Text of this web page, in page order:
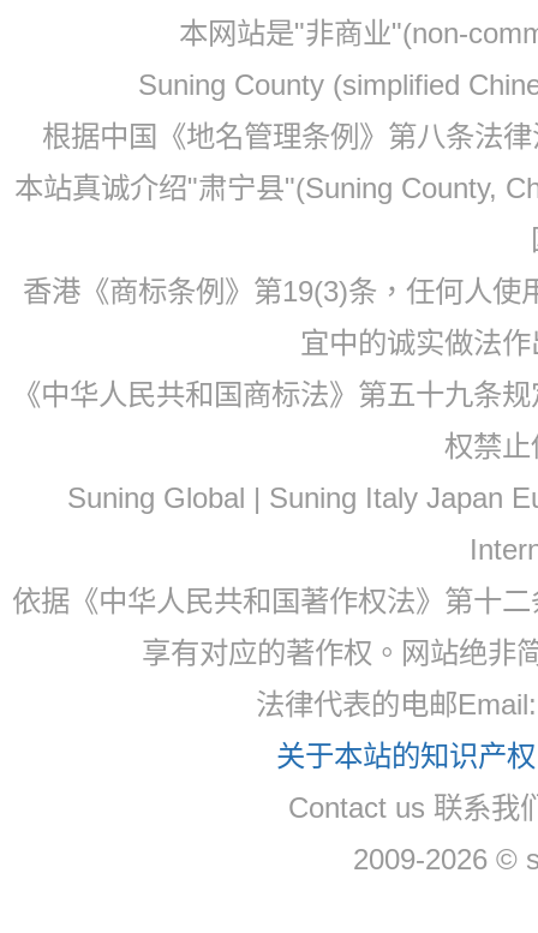
本网站是"非商业"(non-
Suning County (simplified
根据中国《地名管理条例》第八条法
本站真诚介绍"肃宁县"(Suning County,
香港《商标条例》第19(3)条，任何人
宜中的诚实做法
《中华人民共和国商标法》第五十九条
权禁
Suning Global | Suning Italy Japan
依据《中华人民共和国著作权法》第十
享有对应的著作权。网站绝非
法律代表的电邮
关于本站的知识产
Contact us 联系我
2009-2026 ©